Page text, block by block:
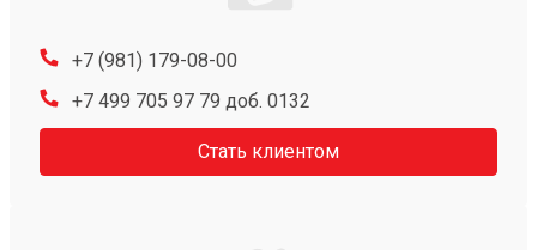
+7 (981) 179-08-00
+7 499 705 97 79 доб. 0132
Стать клиентом